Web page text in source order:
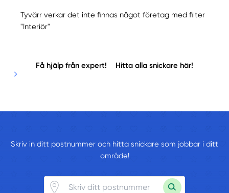
Tyvärr verkar det inte finnas något företag med filter
"Interiör"
Få hjälp från expert! Hitta alla snickare här!
Skriv in ditt postnummer och hitta snickare som jobbar i ditt
område!